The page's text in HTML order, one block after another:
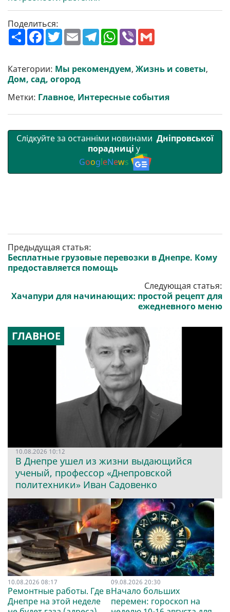
Поделиться:
П
о
р
и
т
F
a
b
o
o
T
w
t
e
r
E
m
l
T
e
g
r
W
h
s
A
V
r l
Категории: Мы рекомендуем, Жизнь и советы,
Дом, сад, огород
Метки: Главное, Интересные события
Слідкуйте за останніми новинами Дніпровської
порадниці у
GoogleNews
Предыдущая статья:
Бесплатные грузовые перевозки в Днепре. Кому
предоставляется помощь
Следующая статья:
Хачапури для начинающих: простой рецепт для
ежедневного меню
ГЛАВНОЕ
10.08.2026 10:12
В Днепре ушел из жизни выдающийся
ученый, профессор «Днепровской
политехники» Иван Садовенко
10.08.2026 08:17
Ремонтные работы. Где в
Днепре на этой неделе
09.08.2026 20:30
Начало больших
перемен: гороскоп на